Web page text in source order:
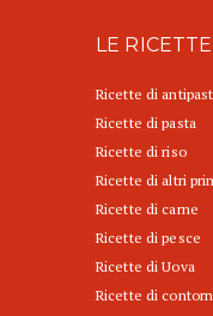
LE
Ricette di
Ricette di pasta
Ricette di riso
Ricette di altri
Ricette di carne
Ricette di pesce
Ricette di Uova
Ricette di